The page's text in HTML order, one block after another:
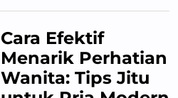
Cara Efektif
Menarik Perhatian
Wanita: Tips Jitu